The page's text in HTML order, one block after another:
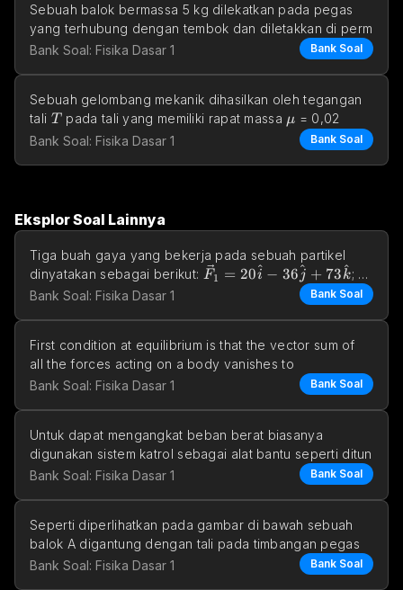
Sebuah balok bermassa 5 kg dilekatkan pada pegas
yang terhubung dengan tembok dan diletakkan di perm
Bank Soal: Fisika Dasar 1
Bank Soal
Sebuah gelombang mekanik dihasilkan oleh tegangan
tali T
T pada tali yang memiliki rapat massa μ
μ
Bank Soal: Fisika Dasar 1
Bank Soal
Eksplor Soal Lainnya
Tiga buah gaya yang bekerja pada sebuah partikel
dinyatakan sebagai berikut: \vec{F}_1 = 20\hat{i} -
F1 = 20i
^ − 36 j
^ + 73k
^;
F2 = −17i
^+ 21j
^−46 \vec{F}_3 = -12 \hat{k}
k^. Carilah
Bank Soal: Fisika Dasar 1 Bank Soal
First condition at equilibrium is that the vector sum of
all the forces acting on a body vanishes to
Bank Soal: Fisika Dasar 1
Bank Soal
Untuk dapat mengangkat beban berat biasanya
digunakan sistem katrol sebagai alat bantu seperti ditun
Bank Soal: Fisika Dasar 1
Bank Soal
Seperti diperlihatkan pada gambar di bawah sebuah
balok A digantung dengan tali pada timbangan pegas
Bank Soal: Fisika Dasar 1
Bank Soal